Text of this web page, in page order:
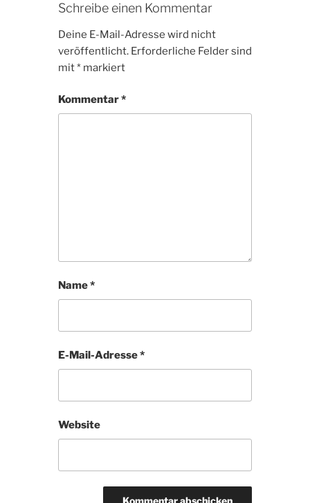
Schreibe einen Kommentar
Deine E-Mail-Adresse wird nicht
veröffentlicht. Erforderliche Felder sind
mit* markiert
Kommentar*
Name*
E-Mail-Adresse*
Website